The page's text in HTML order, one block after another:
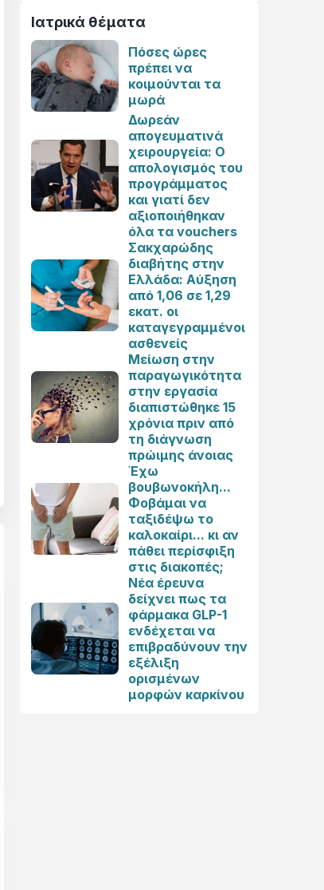
Ιατρικά θέματα
Πόσες ώρες
πρέπει να
κοιμούνται τα
μωρά
Δωρεάν
απογευματινά
χειρουργεία: Ο
απολογισμός του
προγράμματος
και γιατί δεν
αξιοποιήθηκαν
όλα τα vouchers
Σακχαρώδης
διαβήτης στην
Ελλάδα: Αύξηση
από 1,06 σε 1,29
εκατ. οι
καταγεγραμμένοι
ασθενείς
Μείωση στην
παραγωγικότητα
στην εργασία
διαπιστώθηκε 15
χρόνια πριν από
τη διάγνωση
πρώιμης άνοιας
Έχω
βουβωνοκήλη...
Φοβάμαι να
ταξιδέψω το
καλοκαίρι... κι αν
πάθει περίσφιξη
στις διακοπές;
Νέα έρευνα
δείχνει πως τα
φάρμακα GLP-1
ενδέχεται να
επιβραδύνουν την
εξέλιξη
ορισμένων
μορφών καρκίνου